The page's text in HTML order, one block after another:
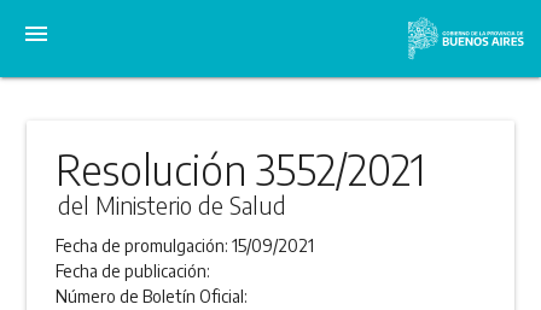
menu
Resolución 3552/2021
del Ministerio de Salud
Fecha de promulgación:15/09/2021
Fecha de publicación:
Número de Boletín Oficial: